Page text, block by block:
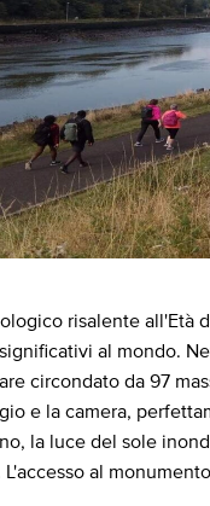
risalente
al mondo.
circondato da 97
e la camera,
la luce del sole
al